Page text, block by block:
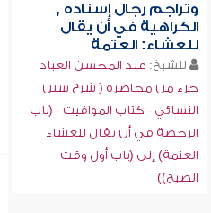
وتراجم رجال إسناده ,
الكراهية في أن يقال
للعشاء: العتمة
للشيخ: عبد المحسن العباد
جزء من محاضرة ( شرح سنن
النسائي - كتاب المواقيت - (باب
الرخصة في أن يقال للعشاء
العتمة) إلى (باب أول وقت
الصبح))